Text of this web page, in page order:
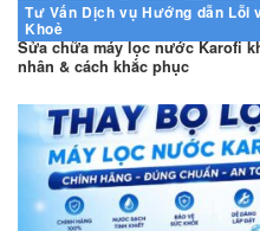
Tư Vấn Dịch vụ Hướng dẫn Lỗi
Khoẻ
Sửa chữa máy lọc nước Karofi
nhân & cách khắc phục